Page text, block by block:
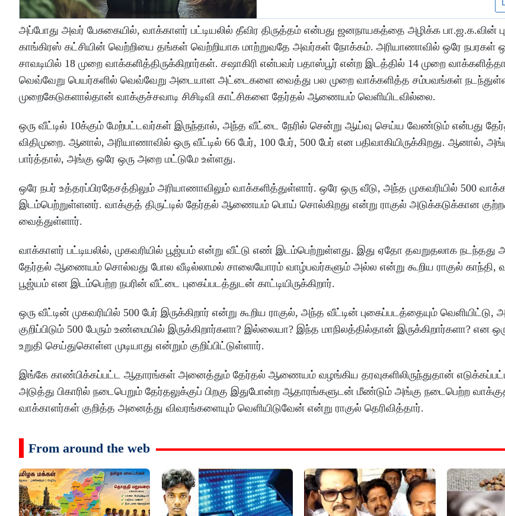
அப்போது அவர் பேசுகையில், வாக்காளர் பட்டியலில் தீவிர திருத்தம் என்பது ஜனநாயகத்தை அழிக்க பா.ஜ.க.வின்
காங்கிரஸ் கட்சியின் வெற்றியை தங்கள் வெற்றியாக மாற்றுவதே அவர்கள் நோக்கம். அரியாணாவில் ஒரே நபரகள்
சாவடியில் 18 முறை வாக்களித்திருக்கிறார்கள். சஷாகிரி என்பவர் பதாஸ்பூர் என்ற இடத்தில் 14 முறை
வெவ்வேறு பெயர்களில் வெவ்வேறு அடையாள அட்டைகளை வைத்து பல முறை வாக்களித்த சம்பவங்கள்
முறைகேடுகளால்தான் வாக்குச்சவாடி சிசிடிவி காட்சிகளை தேர்தல் ஆணையம் வெளியிடவில்லை.
ஒரு வீட்டில் 10க்கும் மேற்பட்டவர்கள் இருந்தால், அந்த வீட்டை நேரில் சென்று ஆய்வு செய்ய வேண்டும் என்பது
விதிமுறை. ஆனால், அரியாணாவில் ஒரு வீட்டில் 66 பேர், 100 பேர், 500 பேர் என பதிவாகியிருக்கிறது. ஆனால்,
பார்த்தால், அங்கு ஒரே ஒரு அறை மட்டுமே உள்ளது.
ஒரே நபர் உத்தரப்பிரதேசத்திலும் அரியாணாவிலும் வாக்களித்துள்ளார். ஒரே ஒரு வீடு, அந்த முகவரியில் 500
இடம்பெற்றுள்ளனர். வாக்குத் திருட்டில் தேர்தல் ஆணையம் பொய் சொல்கிறது என்று ராகுல் அடுக்கடுக்கான
வைத்துள்ளார்.
வாக்காளர் பட்டியலில், முகவரியில் பூஜ்யம் என்று வீட்டு எண் இடம்பெற்றுள்ளது. இது ஏதோ தவறுதலாக
தேர்தல் ஆணையம் சொல்வது போல வீடில்லாமல் சாலையோரம் வாழ்பவர்களும் அல்ல என்று கூறிய ராகுல் காந்தி,
பூஜ்யம் என இடம்பெற்ற நபரின் வீட்டை புகைப்படத்துடன் காட்டியிருக்கிறார்.
ஒரு வீட்டின் முகவரியில் 500 பேர் இருக்கிறார் என்று கூறிய ராகுல், அந்த வீட்டின் புகைப்படத்தையும் வெளியிட்டு,
குறிப்பிடும் 500 பேரும் உண்மையில் இருக்கிறார்களா? இல்லையா? இந்த மாநிலத்தில்தான் இருக்கிறார்களா? என
உறுதி செய்துகொள்ள முடியாது என்றும் குறிப்பிட்டுள்ளார்.
இங்கே காண்பிக்கப்பட்ட ஆதாரங்கள் அனைத்தும் தேர்தல் ஆணையம் வழங்கிய தரவுகளிலிருந்துதான்
அடுத்து பிகாரில் நடைபெறும் தேர்தலுக்குப் பிறகு இதுபோன்ற ஆதாரங்களுடன் மீண்டும் அங்கு நடைபெற்ற வாக்குத்
வாக்காளர்கள் குறித்த அனைத்து விவரங்களையும் வெளியிடுவேன் என்று ராகுல் தெரிவித்தார்.
From around the web